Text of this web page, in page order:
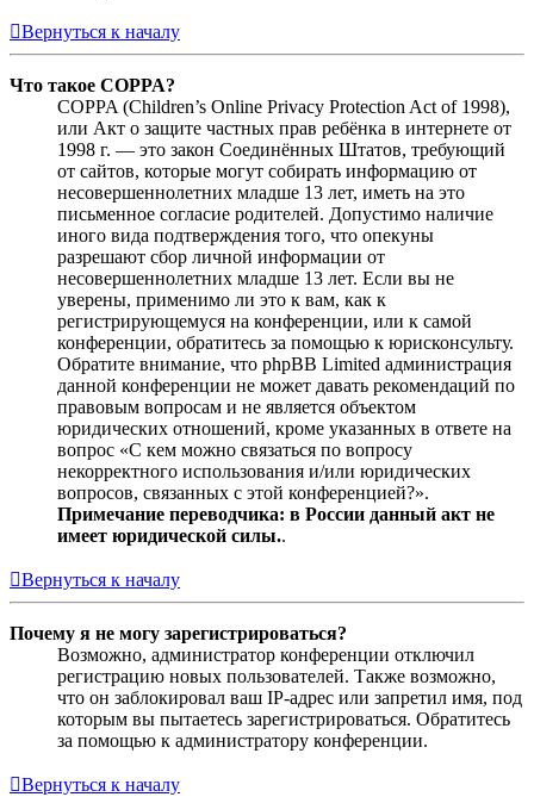
Вернуться к началу
Что такое COPPA?
COPPA (Children’s Online Privacy Protection Act of 1998),
или Акт о защите частных прав ребёнка в интернете от
1998 г. — это закон Соединённых Штатов, требующий
от сайтов, которые могут собирать информацию от
несовершеннолетних младше 13 лет, иметь на это
письменное согласие родителей. Допустимо наличие
иного вида подтверждения того, что опекуны
разрешают сбор личной информации от
несовершеннолетних младше 13 лет. Если вы не
уверены, применимо ли это к вам, как к
регистрирующемуся на конференции, или к самой
конференции, обратитесь за помощью к юрисконсульту.
Обратите внимание, что phpBB Limited администрация
данной конференции не может давать рекомендаций по
правовым вопросам и не является объектом
юридических отношений, кроме указанных в ответе на
вопрос «С кем можно связаться по вопросу
некорректного использования и/или юридических
вопросов, связанных с этой конференцией?».
Примечание переводчика: в России данный акт не
имеет юридической силы..
Вернуться к началу
Почему я не могу зарегистрироваться?
Возможно, администратор конференции отключил
регистрацию новых пользователей. Также возможно,
что он заблокировал ваш IP-адрес или запретил имя, под
которым вы пытаетесь зарегистрироваться. Обратитесь
за помощью к администратору конференции.
Вернуться к началу